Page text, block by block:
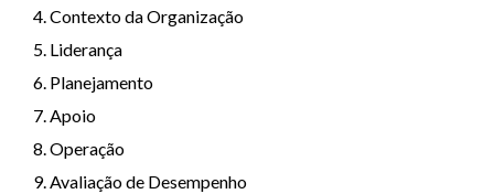
4. Contexto da Organização
5. Liderança
6. Planejamento
7. Apoio
8. Operação
9. Avaliação de Desempenho